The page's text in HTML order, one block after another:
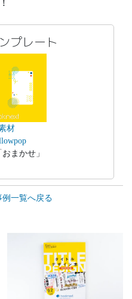
プレート
材
まかせ」
一覧へ戻る